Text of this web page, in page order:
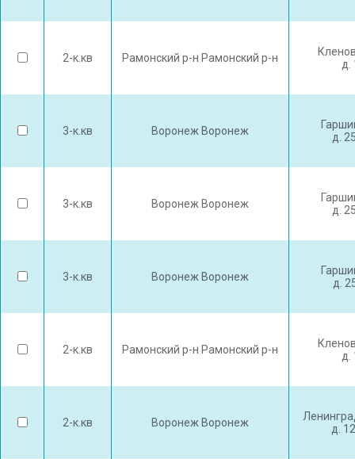
2-к.кв Рамонский р-н Рамонский р-н
д.
3-к.кв Воронеж Воронеж
д.
3-к.кв Воронеж Воронеж
д.
3-к.кв Воронеж Воронеж
д.
2-к.кв Рамонский р-н Рамонский р-н
д.
2-к.кв Воронеж Воронеж
д.